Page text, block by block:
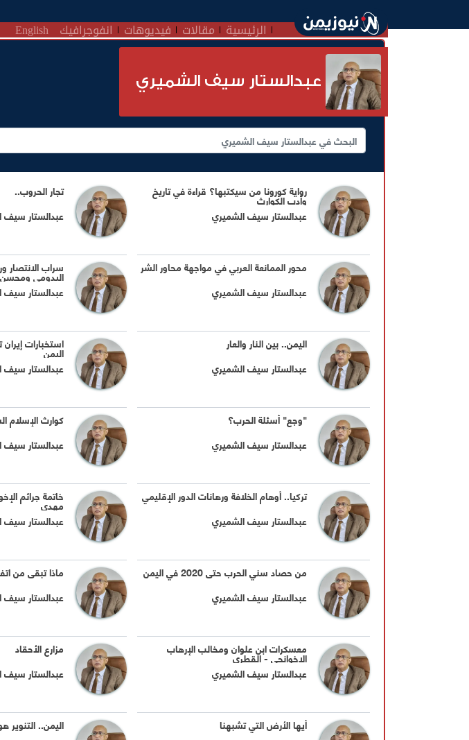
الرئيسية مقالات فيديوهات انفوجرافيك English
عبدالستار سيف الشميري
رواية كورونا من سيكتبها؟ قراءة في تاريخ
وأدب الكوارث
عبدالستار سيف الشميري
تجار الحروب..
عبدالستار سيف
محور الممانعة العربي في مواجهة محاور الشر
عبدالستار سيف الشميري
سراب الانتصار
اليدومي ومحسن
عبدالستار سيف
اليمن.. بين النار والعار
عبدالستار سيف الشميري
استخبارات
اليمن
عبدالستار سيف
"وجع" أسئلة الحرب؟
عبدالستار سيف الشميري
كوارث الإسلام
عبدالستار سيف
تركيا.. أوهام الخلافة ورهانات الدور الإقليمي
عبدالستار سيف الشميري
مهدي
عبدالستار سيف
من حصاد سني الحرب حتى 2020 في اليمن
عبدالستار سيف الشميري
ماذا تبقى من
عبدالستار سيف
معسكرات ابن علوان ومخالب الإرهاب
الإخوانجي - القطري
عبدالستار سيف الشميري
مزارع الأحقاد
عبدالستار سيف
أيها الأرض التي تشبهنا
اليمن.. التنوير